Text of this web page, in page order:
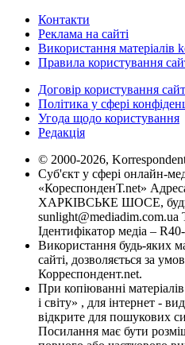
Контакти
Реклама на сайті
Використання матеріалів
Правила користування
Договір користування
Політика у сфері
Угода щодо користування
Редакція
© 2000-2026,
Суб'єкт у сфері онлайн-
«КореспонденТ.net»
ХАРКІВСЬКЕ ШОСЕ,
sunlight@mediadim.com.ua
Ідентифікатор медіа –
Використання будь-яких
сайті, дозволяється за
Корреспондент.net.
При копіюванні
і світу» , для інтернет -
відкрите для пошукових
Посилання має бути